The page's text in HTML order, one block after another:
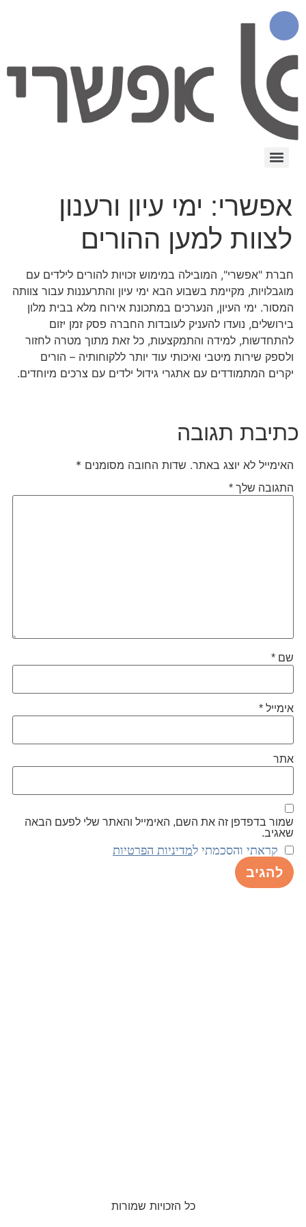
אפשרי: ימי עיון ורענון
לצוות למען ההורים
חברת "אפשרי", המובילה במימוש זכויות להורים לילדים עם
מוגבלויות, מקיימת בשבוע הבא ימי עיון והתרעננות עבור צוותה
המסור. ימי העיון, הנערכים במתכונת אירוח מלא בבית מלון
בירושלים, נועדו להעניק לעובדות החברה פסק זמן יזום
להתחדשות, למידה והתמקצעות, כל זאת מתוך מטרה לחזור
ולספק שירות מיטבי ואיכותי עוד יותר ללקוחותיה – הורים
יקרים המתמודדים עם אתגרי גידול ילדים עם צרכים מיוחדים.
כתיבת תגובה
האימייל לא יוצג באתר. שדות החובה מסומנים *
התגובה שלך *
שם *
אימייל *
אתר
שמור בדפדפן זה את השם, האימייל והאתר שלי לפעם הבאה
שאגיב.
קראתי והסכמתי למדיניות הפרטיות
כל הזכויות שמורות